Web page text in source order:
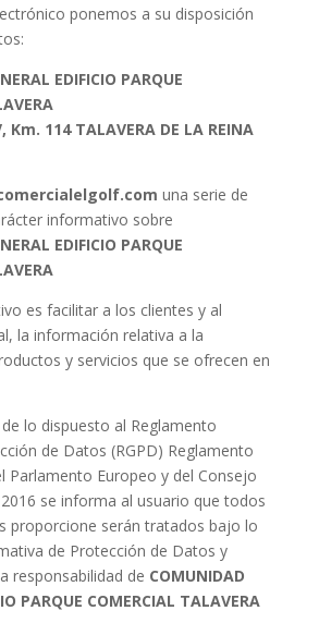
ponemos a su disposición
EDIFICIO PARQUE
Km. 114 TALAVERA DE LA REINA
una serie de
informativo sobre
EDIFICIO PARQUE
es facilitar a los clientes y al
la información relativa a la
y servicios que se ofrecen en
lo dispuesto al Reglamento
de Datos (RGPD) Reglamento
Parlamento Europeo y del Consejo
se informa al usuario que todos
proporcione serán tratados bajo lo
de Protección de Datos y
responsabilidad de COMUNIDAD
PARQUE COMERCIAL TALAVERA